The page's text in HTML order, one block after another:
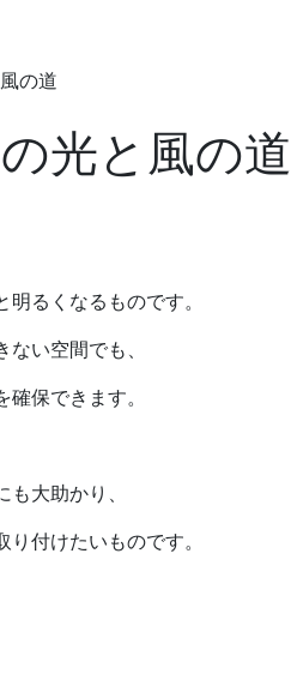
の道
光と風の道
るくなるものです。
い空間でも、
保できます。
大助かり、
付けたいものです。